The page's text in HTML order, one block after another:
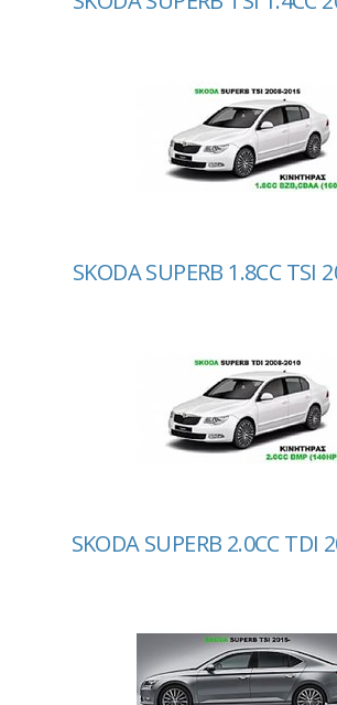
SKODA SUPERB 1.8CC TSI
SKODA SUPERB 2.0CC TDI